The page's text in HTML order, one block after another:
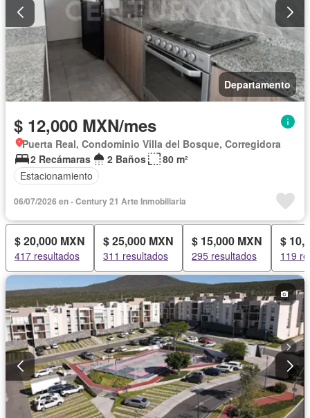
Departamento
$ 12,000 MXN/mes
Puerta Real, Condominio Villa del Bosque, Corregidora
2 Recámaras
2 Baños
80 m²
Estacionamiento
06/07/2026 en - Century 21 Arte Inmobiliaria
$ 20,000 MXN
417 resultados
$ 25,000 MXN
311 resultados
$ 15,000 MXN
295 resultados
$
119